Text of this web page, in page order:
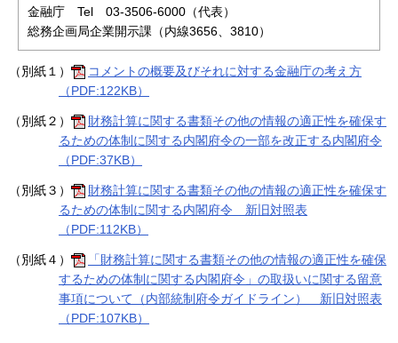
金融庁 Tel 03-3506-6000（代表）
総務企画局企業開示課（内線3656、3810）
（別紙１）
コメントの概要及びそれに対する金融庁の考え方
（PDF:122KB）
（別紙２）
財務計算に関する書類その他の情報の適正性を確保す
るための体制に関する内閣府令の一部を改正する内閣府令
（PDF:37KB）
（別紙３）
財務計算に関する書類その他の情報の適正性を確保す
るための体制に関する内閣府令 新旧対照表
（PDF:112KB）
（別紙４）
「財務計算に関する書類その他の情報の適正性を確保
するための体制に関する内閣府令」の取扱いに関する留意
事項について（内部統制府令ガイドライン） 新旧対照表
（PDF:107KB）